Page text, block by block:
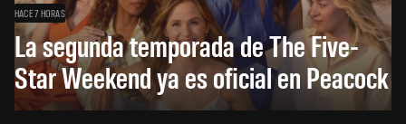
HACE 7 HORAS
La segunda temporada de The Five-
Star Weekend ya es oficial en Peacock